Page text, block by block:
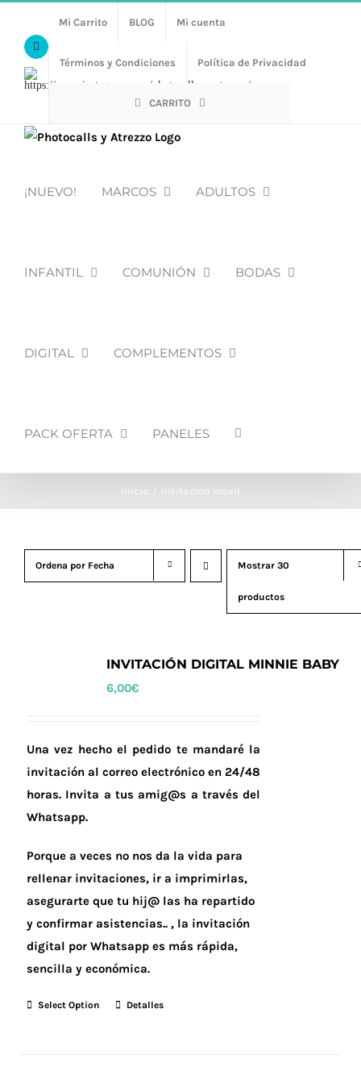
contenidoFacebook
Https://www.instagram.com/photocalls_y_atrezzo/
Mi Carrito BLOG Mi cuenta
Términos y Condiciones Política de Privacidad
CARRITO
¡NUEVO! MARCOS ADULTOS
INFANTIL COMUNIÓN BODAS
DIGITAL COMPLEMENTOS
PACK OFERTA PANELES
Inicio invitacion móvil
Ordena por Fecha Mostrar 30
productos
INVITACIÓN DIGITAL MINNIE BABY
6,00€
Una vez hecho el pedido te mandaré la
invitación al correo electrónico en 24/48
horas. Invita a tus amig@s a través del
Whatsapp.
Porque a veces no nos da la vida para
rellenar invitaciones, ir a imprimirlas,
asegurarte que tu hij@ las ha repartido
y confirmar asistencias.. , la invitación
digital por Whatsapp es más rápida,
sencilla y económica.
Select Option Detalles